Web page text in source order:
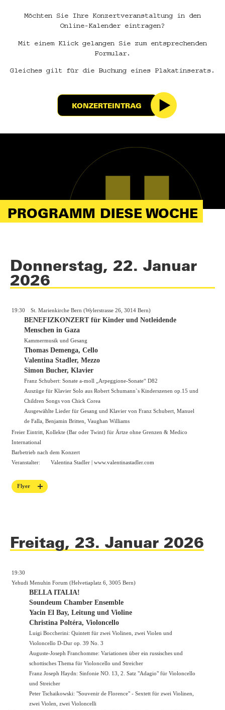
Möchten Sie Ihre Konzertveranstaltung in den
Online-Kalender eintragen?
Mit einem Klick gelangen Sie zum entsprechenden
Formular.
Gleiches gilt für die Buchung eines Plakatinserats.
KONZERTEINTRAG
PROGRAMM DIESE WOCHE
Donnerstag, 22. Januar
2026
19:30 St. Marienkirche Bern (Wylerstrasse 26, 3014 Bern)
BENEFIZKONZERT für Kinder und Notleidende
Menschen in Gaza
Kammermusik und Gesang
Thomas Demenga, Cello
Valentina Stadler, Mezzo
Simon Bucher, Klavier
Franz Schubert: Sonate a-moll „Arpeggione-Sonate“ D82
Auszüge für Klavier Solo aus Robert Schumann`s Kinderszenen op.15 und
Children Songs von Chick Corea
Ausgewählte Lieder für Gesang und Klavier von Franz Schubert, Manuel
de Falla, Benjamin Britten, Vaughan Williams
Freier Eintritt, Kollekte (Bar oder Twint) für Ärtze ohne Grenzen & Medico
International
Barbetrieb nach dem Konzert
Veranstalter:
Valentina Stadler | www.valentinastadler.com
Flyer
Freitag, 23. Januar 2026
19:30
Yehudi Menuhin Forum (Helvetiaplatz 6, 3005 Bern)
BELLA ITALIA!
Soundeum Chamber Ensemble
Yacin El Bay, Leitung und Violine
Christina Poltéra, Violoncello
Luigi Boccherini: Quintett für zwei Violinen, zwei Violen und
Violoncello D-Dur op. 39 No. 3
Auguste-Joseph Franchomme: Variationen über ein russisches und
schottisches Thema für Violoncello und Streicher
Franz Joseph Haydn: Sinfonie NO. 13, 2. Satz "Adagio" für Violoncello
und Streicher
Peter Tschaikowski: "Souvenir de Florence" - Sextett für zwei Violinen,
zwei Violen, zwei Violoncelli